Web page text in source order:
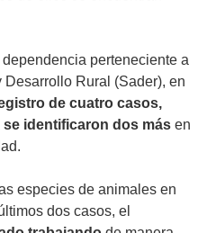
perteneciente a
Desarrollo Rural (Sader), en
de cuatro casos,
se identificaron dos más en
especies de animales en
dos casos, el